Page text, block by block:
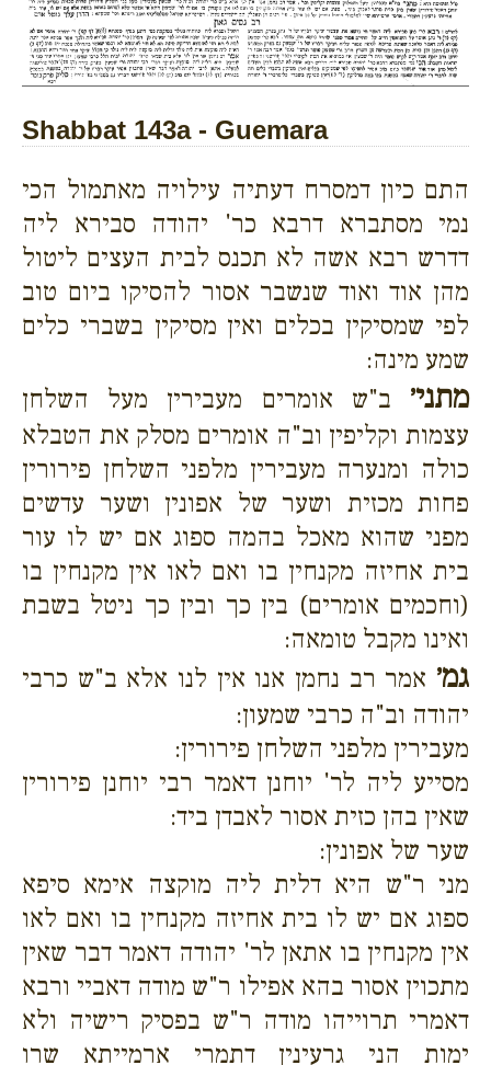
Shabbat 143a - Guemara
התם כיון דמסרח דעתיה עילויה מאתמול הכי
נמי מסתברא דרבא כר' יהודה סבירא ליה
דדרש רבא אשה לא תכנס לבית העצים ליטול
מהן אוד ואוד שנשבר אסור להסיקו ביום טוב
לפי שמסיקין בכלים ואין מסיקין בשברי כלים
שמע מינה:
מתני׳ ב"ש אומרים מעבירין מעל השלחן
עצמות וקליפין וב"ה אומרים מסלק את הטבלא
כולה ומנערה מעבירין מלפני השלחן פירורין
פחות מכזית ושער של אפונין ושער עדשים
מפני שהוא מאכל בהמה ספוג אם יש לו עור
בית אחיזה מקנחין בו ואם לאו אין מקנחין בו
(וחכמים אומרים) בין כך ובין כך ניטל בשבת
ואינו מקבל טומאה:
גמ׳ אמר רב נחמן אנו אין לנו אלא ב"ש כרבי
יהודה וב"ה כרבי שמעון:
מעבירין מלפני השלחן פירורין:
מסייע ליה לר' יוחנן דאמר רבי יוחנן פירורין
שאין בהן כזית אסור לאבדן ביד:
שער של אפונין:
מני ר"ש היא דלית ליה מוקצה אימא סיפא
ספוג אם יש לו בית אחיזה מקנחין בו ואם לאו
אין מקנחין בו אתאן לר' יהודה דאמר דבר שאין
מתכוין אסור בהא אפילו ר"ש מודה דאביי ורבא
דאמרי תרוייהו מודה ר"ש בפסיק רישיה ולא
ימות הני גרעינין דתמרי ארמייתא שרו